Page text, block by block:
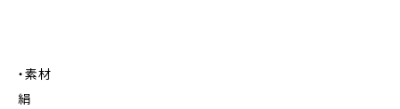
・素材
絹